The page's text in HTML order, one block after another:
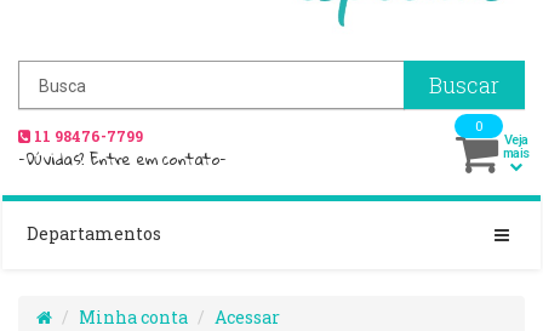
Buscar
11 98476-7799
-Dúvidas? Entre em contato-
0
Veja
mais
Departamentos
Minha conta Acessar